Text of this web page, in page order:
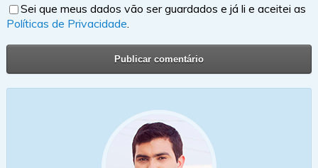
Sei que meus dados vão ser guardados e já li e aceitei as
Políticas de Privacidade.